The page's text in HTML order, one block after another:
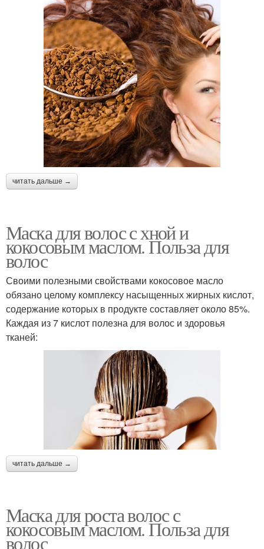
читать дальше →
Маска для волос с хной и
кокосовым маслом. Польза для
волос
Своими полезными свойствами кокосовое масло
обязано целому комплексу насыщенных жирных кислот,
содержание которых в продукте составляет около 85%.
Каждая из 7 кислот полезна для волос и здоровья
тканей:
читать дальше →
Маска для роста волос с
кокосовым маслом. Польза для
волос